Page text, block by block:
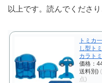
以上です。読んでくださ
トミカ
し型ト
カラト
価格：
送料別)
点)